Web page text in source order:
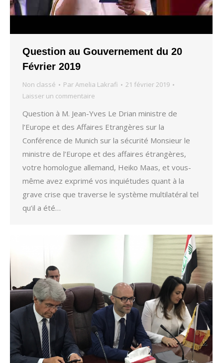
Question au Gouvernement du 20
Février 2019
Non classé ParAmelia Lakrafi
21 février 2019
Laisser un commentaire
Question à M. Jean-Yves Le Drian ministre de
l’Europe et des Affaires Etrangères sur la
Conférence de Munich sur la sécurité Monsieur le
ministre de l’Europe et des affaires étrangères,
votre homologue allemand, Heiko Maas, et vous-
même avez exprimé vos inquiétudes quant à la
grave crise que traverse le système multilatéral tel
qu’il a été…